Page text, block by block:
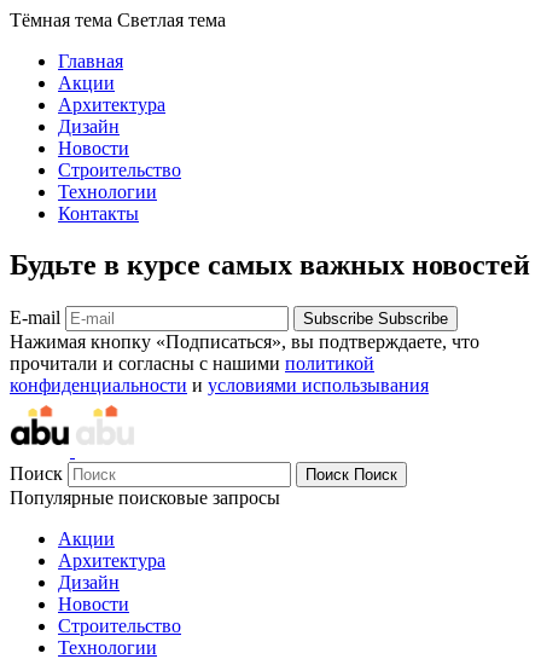
Тёмная тема Светлая тема
Главная
Акции
Архитектура
Дизайн
Новости
Строительство
Технологии
Контакты
Будьте в курсе самых важных новостей
E-mail Subscribe Subscribe
Нажимая кнопку «Подписаться», вы подтверждаете, что
прочитали и согласны с нашими политикой
конфиденциальности и условиями использывания
Поиск Поиск Поиск
Популярные поисковые запросы
Акции
Архитектура
Дизайн
Новости
Строительство
Технологии